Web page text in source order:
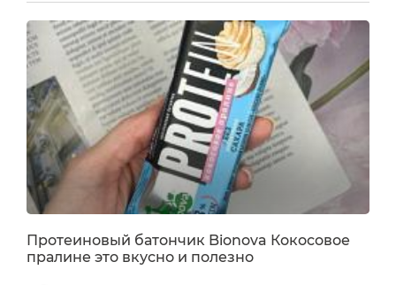
время попробовать новинку марки Bionova -
протеиновые батончики. В линейке их целых
десять, у каждого вида свой цвет упаковки, на
которой нарисовано какое-нибудь лакомство
из модной...
Протеиновый батончик Bionova Кокосовое
пралине это вкусно и полезно